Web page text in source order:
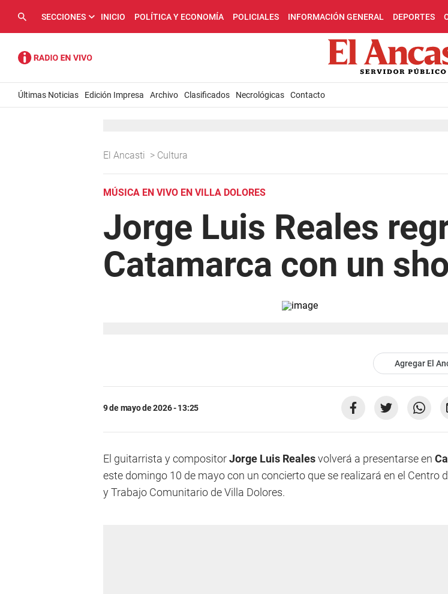
SECCIONES INICIO POLÍTICA Y ECONOMÍA POLICIALES INFORMACIÓN GENERAL DEPORTES
Últimas Noticias Edición Impresa Archivo Clasificados Necrológicas Contacto
El Ancasti > Cultura
MÚSICA EN VIVO EN VILLA DOLORES
Jorge Luis Reales
Catamarca con un
Agregar El
9 de mayo de 2026 - 13:25
El guitarrista y compositorJorge Luis Realesvolverá a presentarse en
este domingo 10 de mayo con un concierto que se realizará en el Centro
y Trabajo Comunitario de Villa Dolores.